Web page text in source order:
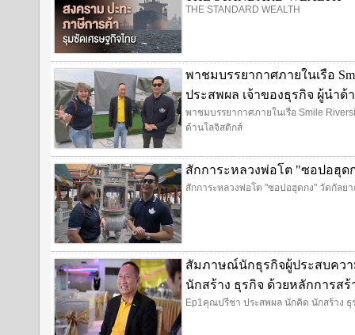
THE STANDARD WEALTH
พาชมบรรยากาศภายในเรือ
ประสพผล เจ้าของธุรกิจ ผู้นำด้
พาชมบรรยากาศภายในเรือ Smile
ด้านโลจิสติกส์
สักการะหลวงพ่อโต "ซอปอฮุ
สักการะหลวงพ่อโต "ซอปอฮุดกง" วัดกัลย
สัมภาษณ์นักธุรกิจผู้ประสบคว
นักสร้าง ธุรกิจ ด้วยหลักการสร้
Ep1คุณปรีชา ประสพผล นักคิด นักสร้าง ธุ